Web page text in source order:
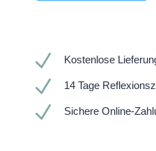
N Kostenlose
N 14 Tage
N Sichere Online-